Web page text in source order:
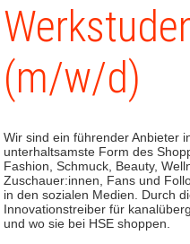
(m/w/d)
Wir sind ein führender Anbieter
unterhaltsamste Form des
Fashion, Schmuck, Beauty,
Zuschauer:innen, Fans und
in den sozialen Medien. Durch
Innovationstreiber für
und wo sie bei HSE shoppen.